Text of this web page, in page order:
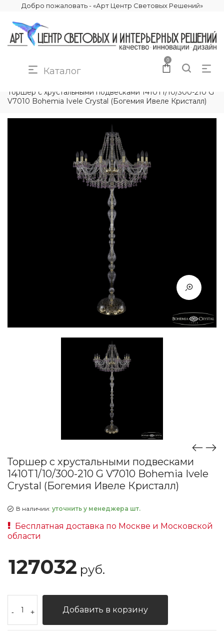
Добро пожаловать - «Арт Центр Световых Решений»
Каталог
0
Торшер с хрустальными подвесками 1410T1/10/300-210 G
V7010 Bohemia Ivele Crystal (Богемия Ивеле Кристалл)
Торшер с хрустальными подвесками
1410T1/10/300-210 G V7010 Bohemia Ivele
Crystal (Богемия Ивеле Кристалл)
В наличии: уточнить у менеджера шт.
Бесплатная доставка по Москве и Московской
области
127032 руб.
- + Добавить в корзину